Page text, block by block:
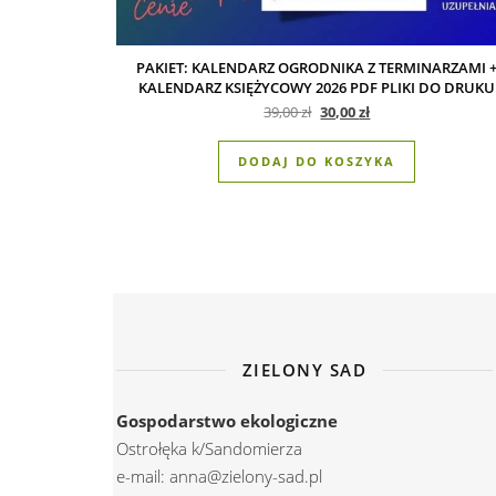
PAKIET: KALENDARZ OGRODNIKA Z TERMINARZAMI +
KALENDARZ KSIĘŻYCOWY 2026 PDF PLIKI DO DRUKU
39,00zł Pierwotna cena wynosiła:
30,00złAktualna cena
DODAJ DO KOSZYKA
ZIELONY SAD
Gospodarstwo ekologiczne
Ostrołęka k/Sandomierza
e-mail: anna@zielony-sad.pl